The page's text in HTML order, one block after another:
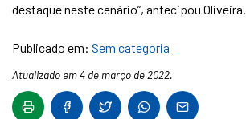
destaque neste cenário”, antecipou Oliveira.
Publicado em: Sem categoria
Atualizado em 4 de março de 2022.